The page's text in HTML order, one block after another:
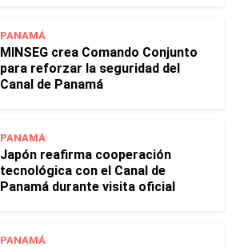
PANAMÁ
MINSEG crea Comando Conjunto
para reforzar la seguridad del
Canal de Panamá
PANAMÁ
Japón reafirma cooperación
tecnológica con el Canal de
Panamá durante visita oficial
PANAMÁ